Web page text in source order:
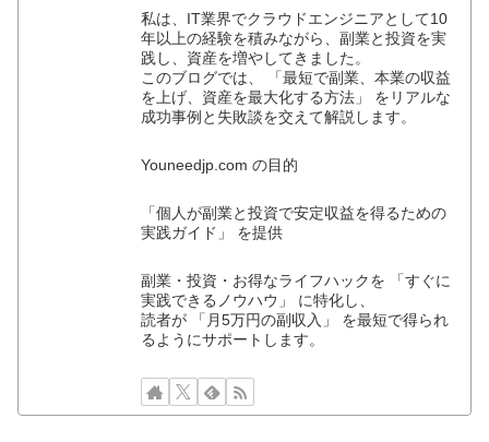
私は、IT業界でクラウドエンジニアとして10
年以上の経験を積みながら、副業と投資を実
践し、資産を増やしてきました。
このブログでは、 「最短で副業、本業の収益
を上げ、資産を最大化する方法」 をリアルな
成功事例と失敗談を交えて解説します。
Youneedjp.com の目的
「個人が副業と投資で安定収益を得るための
実践ガイド」 を提供
副業・投資・お得なライフハックを 「すぐに
実践できるノウハウ」 に特化し、
読者が 「月5万円の副収入」 を最短で得られ
るようにサポートします。